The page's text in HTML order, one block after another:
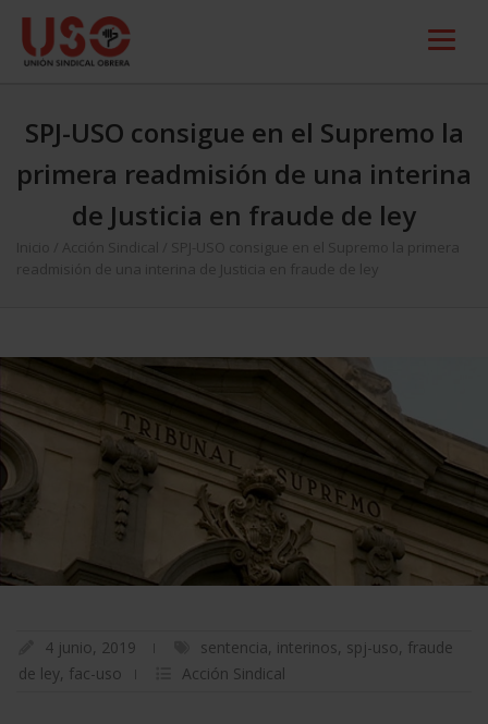
SPJ-USO consigue en el Supremo la
primera readmisión de una interina
de Justicia en fraude de ley
Inicio Acción Sindical
SPJ-USO consigue en el Supremo la primera
readmisión de una interina de Justicia en fraude de ley
4 junio, 2019 sentencia, interinos, spj-uso, fraude
de ley, fac-uso Acción Sindical